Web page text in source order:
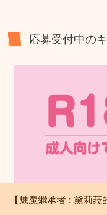
応募受付中の
【魅魔繼承者 : 黛莉